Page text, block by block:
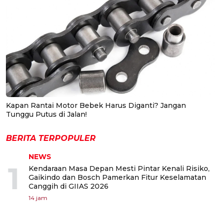
Kapan Rantai Motor Bebek Harus Diganti? Jangan
Tunggu Putus di Jalan!
BERITA TERPOPULER
1
NEWS
Kendaraan Masa Depan Mesti Pintar Kenali Risiko,
Gaikindo dan Bosch Pamerkan Fitur Keselamatan
Canggih di GIIAS 2026
14 jam